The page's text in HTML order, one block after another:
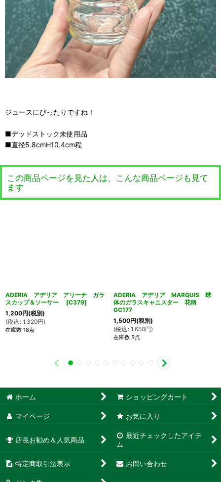
ジュースにぴったりですね！
■デッドストック未使用品
■直径5.8cmH10.4cm程
この商品ページを見た人は、こんな商品ページも見て
ます
ADERIA アデリア アリーナ ガラ
スカップ＆ソーサー
[C379]
1,200円(税別)
(税込 : 1,320円)
在庫数 18点
ADERIA アデリア MARQUIS 球
体のガラスキャニスター 花柄
GC177
1,500円(税別)
(税込 : 1,650円)
在庫数 3点
ホーム ショッピングカート
マイページ お気に入り
店長お勧め＆人気商品
最近チェックしたアイテ
ム
特定商取引法表示 お問い合わせ